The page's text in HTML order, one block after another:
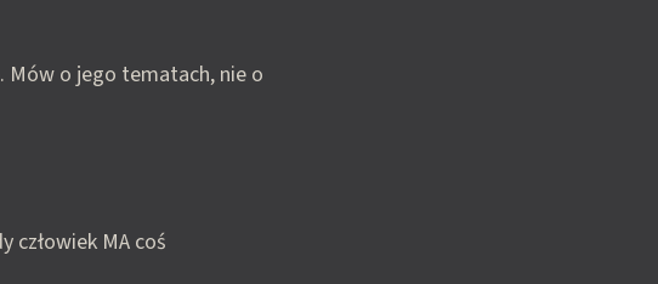
Mów o jego tematach, nie o
człowiek MA coś